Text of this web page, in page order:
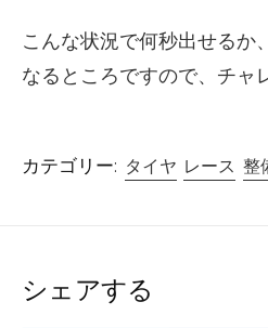
こんな状況で何秒出せるか
なるところですので、チャ
カテゴリー: タイヤ レース 整
シェアする